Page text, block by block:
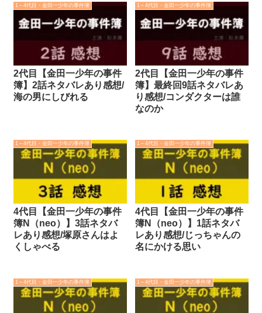
1～4代目・金田一少年の事件簿
2代目【金田一少年の事件
簿】2話ネタバレあり感想/
海の男にしびれる
1～4代目・金田一少年の事件簿
2代目【金田一少年の事件
簿】最終回9話ネタバレあ
り感想/コンダクターは誰
なのか
1～4代目・金田一少年の事件簿
4代目【金田一少年の事件
簿N（neo）】3話ネタバ
レあり感想/塚原さんはよ
くしゃべる
1～4代目・金田一少年の事件簿
4代目【金田一少年の事件
簿N（neo）】1話ネタバ
レあり感想/じっちゃんの
名にかける思い
1～4代目・金田一少年の事件簿 1～4代目・金田一少年の事件簿